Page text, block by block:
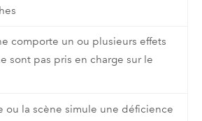
comporte un ou plusieurs effets
sont pas pris en charge sur le
ou la scène simule une déficience